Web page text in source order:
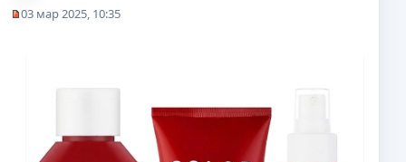
03 мар 2025, 10:35